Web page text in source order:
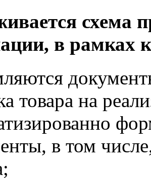
схема
в рамках
товара на
в том